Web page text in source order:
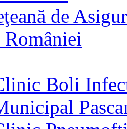
de
Boli